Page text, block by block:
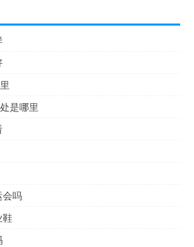
是哪里
会吗
鞋